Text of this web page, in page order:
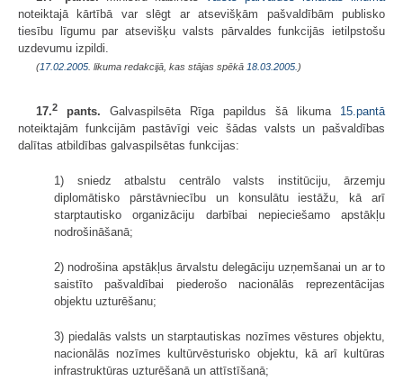
noteiktajā kārtībā var slēgt ar atsevišķām pašvaldībām publisko
tiesību līgumu par atsevišķu valsts pārvaldes funkcijās ietilpstošu
uzdevumu izpildi.
(17.02.2005 . likuma redakcijā, kas stājas spēkā 18.03.2005. )
17.2 pants. Galvaspilsēta Rīga papildus šā likuma 15.pantā
noteiktajām funkcijām pastāvīgi veic šādas valsts un pašvaldības
dalītas atbildības galvaspilsētas funkcijas:
1) sniedz atbalstu centrālo valsts institūciju, ārzemju
diplomātisko pārstāvniecību un konsulātu iestāžu, kā arī
starptautisko organizāciju darbībai nepieciešamo apstākļu
nodrošināšanā;
2) nodrošina apstākļus ārvalstu delegāciju uzņemšanai un ar to
saistīto pašvaldībai piederošo nacionālās reprezentācijas
objektu uzturēšanu;
3) piedalās valsts un starptautiskas nozīmes vēstures objektu,
nacionālās nozīmes kultūrvēsturisko objektu, kā arī kultūras
infrastruktūras uzturēšanā un attīstīšanā;